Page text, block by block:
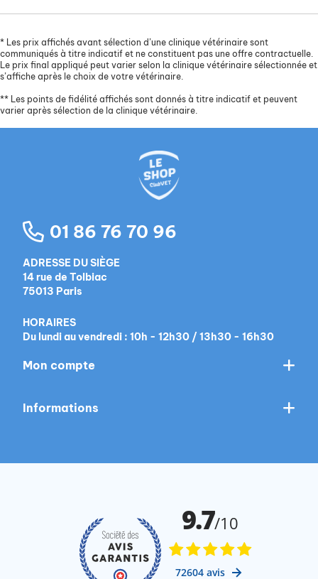
* Les prix affichés avant sélection d’une clinique vétérinaire sont
communiqués à titre indicatif et ne constituent pas une offre contractuelle.
Le prix final appliqué peut varier selon la clinique vétérinaire sélectionnée et
s’affiche après le choix de votre vétérinaire.
** Les points de fidélité affichés sont donnés à titre indicatif et peuvent
varier après sélection de la clinique vétérinaire.
01 86 76 70 96
ADRESSE DU SIÈGE
14 rue de Tolbiac
75013 Paris
HORAIRES
Du lundi au vendredi : 10h - 12h30 / 13h30 - 16h30
Mon compte
Informations